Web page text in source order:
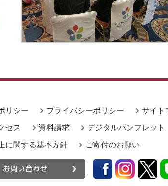
リシー プライバシーポリシー サイト
セス 資料請求 デジタルパンフレット
に関する基本方針 ご寄付のお願い